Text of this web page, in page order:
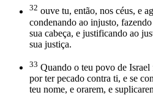
32 ouve tu, então, nos céus, e
condenando ao injusto,
sua cabeça, e justificando ao
sua justiça.
33 Quando o teu povo de
por ter pecado contra ti, e se
teu nome, e orarem, e